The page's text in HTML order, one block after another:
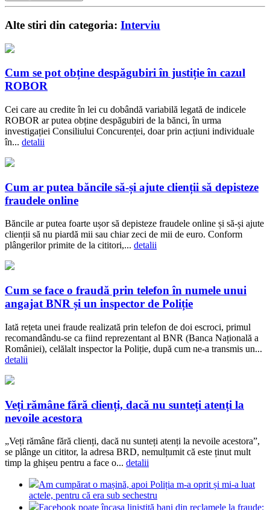
Alte stiri din categoria: Interviu
Cum se pot obține despăgubiri în justiție în cazul
ROBOR
Cei care au credite în lei cu dobândă variabilă legată de indicele
ROBOR ar putea obține despăgubiri de la bănci, în urma
investigației Consiliului Concurenței, doar prin acțiuni individuale
în... detalii
Cum ar putea băncile să-și ajute clienții să depisteze
fraudele online
Băncile ar putea foarte ușor să depisteze fraudele online și să-și ajute
clienții să nu piardă mii sau chiar zeci de mii de euro. Conform
plângerilor primite de la cititori,... detalii
Cum se face o fraudă prin telefon în numele unui
angajat BNR și un inspector de Poliție
Iată rețeta unei fraude realizată prin telefon de doi escroci, primul
recomandându-se ca fiind reprezentant al BNR (Banca Națională a
României), celălalt inspector la Poliție, după cum ne-a transmis un...
detalii
Veți rămâne fără clienți, dacă nu sunteți atenți la
nevoile acestora
„Veți rămâne fără clienți, dacă nu sunteți atenți la nevoile acestora”,
se plânge un cititor, la adresa BRD, nemulțumit că este ținut mult
timp la ghișeu pentru a face o... detalii
Am cumpărat o mașină, apoi Poliția m-a oprit și mi-a luat
actele, pentru că era sub sechestru
Facebook poate încasa liniștită bani din reclamele la fraude: